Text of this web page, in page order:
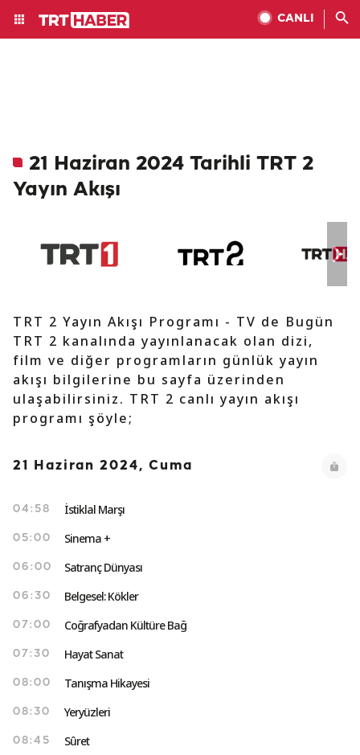
CANLI
21 Haziran 2024 Tarihli TRT 2
Yayın Akışı
TRT 2 Yayın Akışı Programı - TV de Bugün
TRT 2 kanalında yayınlanacak olan dizi,
film ve diğer programların günlük yayın
akışı bilgilerine bu sayfa üzerinden
ulaşabilirsiniz. TRT 2 canlı yayın akışı
programı şöyle;
21 Haziran 2024, Cuma
04:58 İstiklal Marşı
05:00 Sinema +
06:00 Satranç Dünyası
06:30 Belgesel: Kökler
07:00 Coğrafyadan Kültüre Bağ
07:30 Hayat Sanat
08:00 Tanışma Hikayesi
08:30 Yeryüzleri
08:45 Sûret